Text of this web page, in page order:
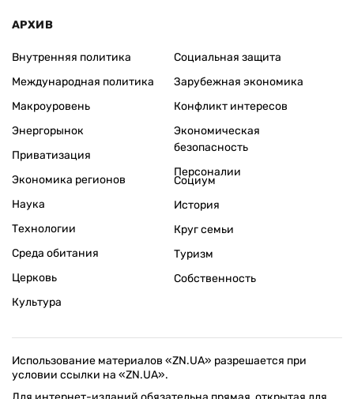
АРХИВ
Внутренняя политика
Международная политика
Макроуровень
Энергорынок
Приватизация
Экономика регионов
Социальная защита
Зарубежная экономика
Конфликт интересов
Экономическая
безопасность
Персоналии
Наука
Технологии
Среда обитания
Церковь
Культура
Социум
История
Круг семьи
Туризм
Собственность
Использование материалов «ZN.UA» разрешается при
условии ссылки на «ZN.UA».